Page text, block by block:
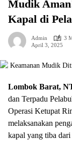
Mudik
Kapal di
Admin
3
April 3, 2025
Lombok Barat,
dan Terpadu
Operasi Ketupat
melaksanakan
kapal yang tiba